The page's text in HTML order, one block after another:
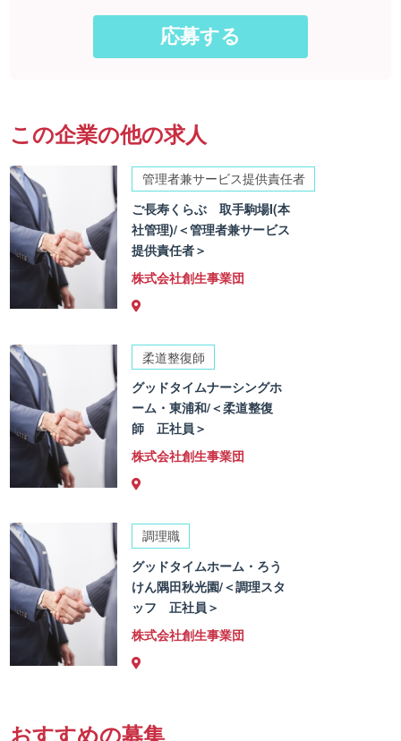
この企業の他の求人
管理者兼サービス提供責任者
ご長寿くらぶ 取手駒場I(本
社管理)/＜管理者兼サービス
提供責任者＞
株式会社創生事業団
柔道整復師
グッドタイムナーシングホ
ーム・東浦和/＜柔道整復
師 正社員＞
株式会社創生事業団
調理職
グッドタイムホーム・ろう
けん隅田秋光園/＜調理スタ
ッフ 正社員＞
株式会社創生事業団
おすすめの募集